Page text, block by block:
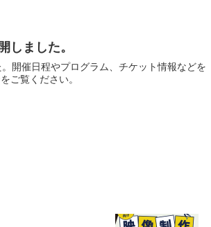
しました。
開催日程やプログラム、チケット情報などを
ご覧ください。